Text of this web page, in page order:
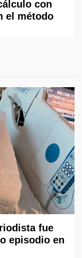
con
el método
fue
episodio en